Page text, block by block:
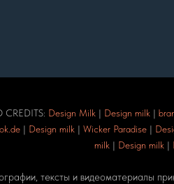
CREDITS: Design Milk | Design milk |
| Design milk | Wicker Paradise|
milk | Design milk |
тексты и видеоматериалы